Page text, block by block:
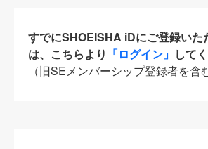
すでにSHOEISHA iDにご登録いた
は、こちらより 「ログイン」 して
（旧SEメンバーシップ登録者を含